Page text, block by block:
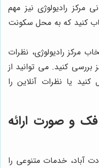
مرکز رادیولوژی نیز مهم
کنید که به محل سکونت
مرکز رادیولوژی، نظرات
بررسی کنید. می توانید از
یا نظرات آنلاین را
فک و صورت ارائه
آباد، خدمات متنوعی را